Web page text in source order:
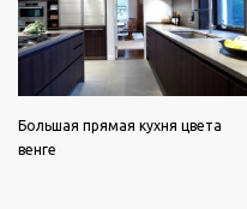
Большая прямая кухня цвета
венге